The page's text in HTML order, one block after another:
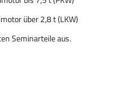
über 2,8 t (LKW)
Seminarteile aus.